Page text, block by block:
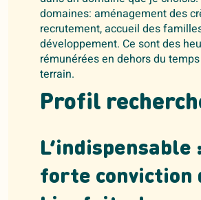
domaines: aménagement des
recrutement, accueil des
développement. Ce sont des
rémunérées en dehors du
terrain.
Profil
L’indispensable
forte conviction